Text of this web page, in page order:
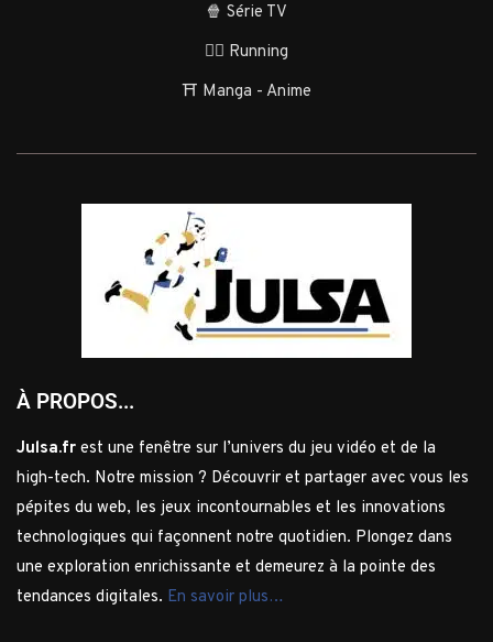
🍿 Série TV
🏃‍♂️ Running
⛩️ Manga - Anime
À PROPOS...
Julsa.fr est une fenêtre sur l’univers du jeu vidéo et de la
high-tech. Notre mission ? Découvrir et partager avec vous les
pépites du web, les jeux incontournables et les innovations
technologiques qui façonnent notre quotidien. Plongez dans
une exploration enrichissante et demeurez à la pointe des
tendances digitales. En savoir plus…